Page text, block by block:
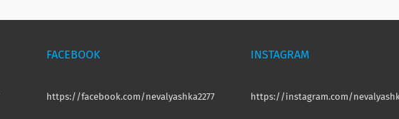
FACEBOOK
https://facebook.com/nevalyashka2277
INSTAGRAM
https://instagram.com/